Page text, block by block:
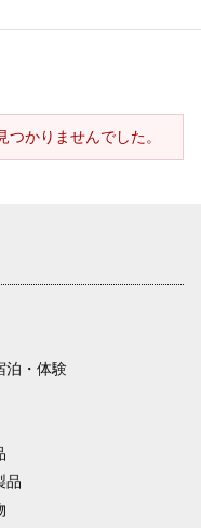
かりませんでした。
泊・体験
品